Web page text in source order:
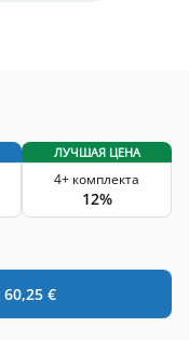
ЛУЧШАЯ ЦЕНА
4+ комплекта
12%
60,25 €